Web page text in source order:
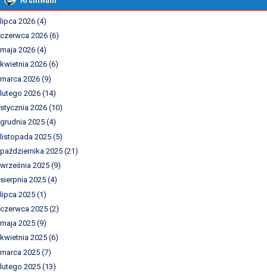
lipca 2026 (4)
czerwca 2026 (6)
maja 2026 (4)
kwietnia 2026 (6)
marca 2026 (9)
lutego 2026 (14)
stycznia 2026 (10)
grudnia 2025 (4)
listopada 2025 (5)
października 2025 (21)
września 2025 (9)
sierpnia 2025 (4)
lipca 2025 (1)
czerwca 2025 (2)
maja 2025 (9)
kwietnia 2025 (6)
marca 2025 (7)
lutego 2025 (13)